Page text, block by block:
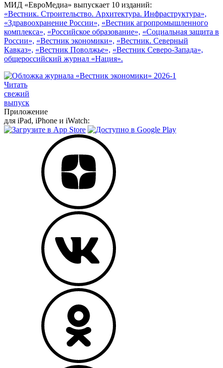
МИД «ЕвроМедиа» выпускает 10 изданий:
«Вестник. Строительство. Архитектура. Инфраструктура»,
«Здравоохранение России», «Вестник агропромышленного
комплекса», «Российское образование», «Социальная защита в
России», «Вестник экономики», «Вестник. Северный
Кавказ», «Вестник Поволжье», «Вестник Северо-Запада»,
общероссийский журнал «Нация».
Читать
свежий
выпуск
Приложение
для iPad, iPhone и iWatch: